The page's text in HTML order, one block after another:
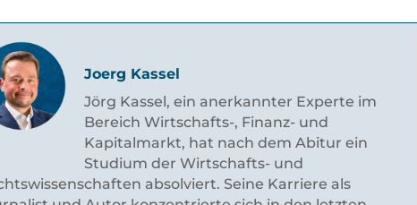
Joerg Kassel
Jörg Kassel, ein anerkannter Experte im
Bereich Wirtschafts-, Finanz- und
Kapitalmarkt, hat nach dem Abitur ein
Studium der Wirtschafts- und
absolviert. Seine Karriere als